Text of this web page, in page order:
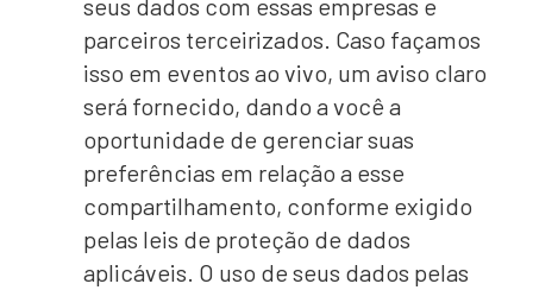
seus dados com essas empresas e
parceiros terceirizados. Caso façamos
isso em eventos ao vivo, um aviso claro
será fornecido, dando a você a
oportunidade de gerenciar suas
preferências em relação a esse
compartilhamento, conforme exigido
pelas leis de proteção de dados
aplicáveis. O uso de seus dados pelas